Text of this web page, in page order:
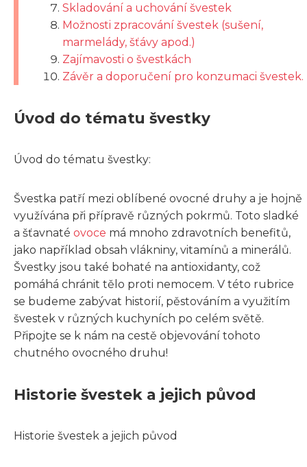
Skladování a uchování švestek
Možnosti zpracování švestek (sušení,
marmelády, šťávy apod.)
Zajímavosti o švestkách
Závěr a doporučení pro konzumaci švestek.
Úvod do tématu švestky
Úvod do tématu švestky:
Švestka patří mezi oblíbené ovocné druhy a je hojně
využívána při přípravě různých pokrmů. Toto sladké
a šťavnaté ovoce má mnoho zdravotních benefitů,
jako například obsah vlákniny, vitamínů a minerálů.
Švestky jsou také bohaté na antioxidanty, což
pomáhá chránit tělo proti nemocem. V této rubrice
se budeme zabývat historií, pěstováním a využitím
švestek v různých kuchyních po celém světě.
Připojte se k nám na cestě objevování tohoto
chutného ovocného druhu!
Historie švestek a jejich původ
Historie švestek a jejich původ